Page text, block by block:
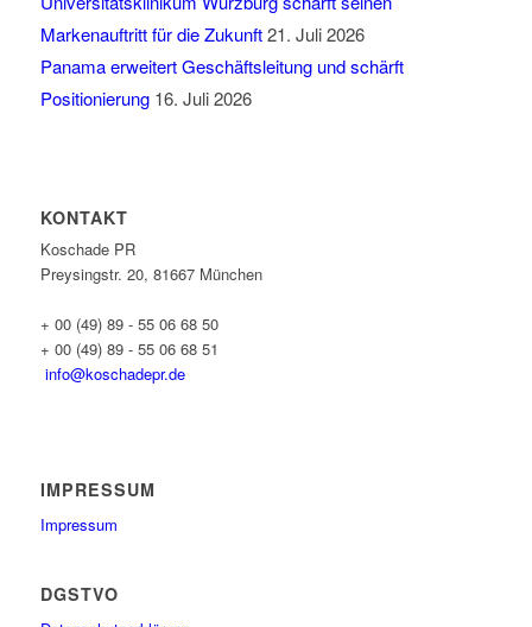
Markenauftritt für die Zukunft 21. Juli 2026
Panama erweitert Geschäftsleitung und schärft
Positionierung 16. Juli 2026
KONTAKT
Koschade PR
Preysingstr. 20, 81667 München
+ 00 (49) 89 - 55 06 68 50
+ 00 (49) 89 - 55 06 68 51
info@koschadepr.de
IMPRESSUM
Impressum
DGSTVO